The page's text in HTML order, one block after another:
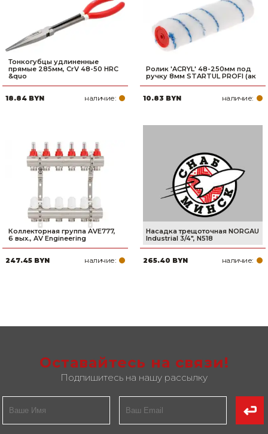
Тонкогубцы удлиненные
прямые 285мм, CrV 48-50 HRC
&quo
18.84 BYN наличие:
Ролик 'ACRYL' 48-250мм под
ручку 8мм STARTUL PROFI (ак
10.83 BYN наличие:
Коллекторная группа AVE777,
6 вых., AV Engineering
247.45 BYN наличие:
Насадка трещоточная NORGAU
Industrial 3/4", N518
265.40 BYN наличие:
Оставайтесь на связи!
Подпишитесь на нашу рассылку